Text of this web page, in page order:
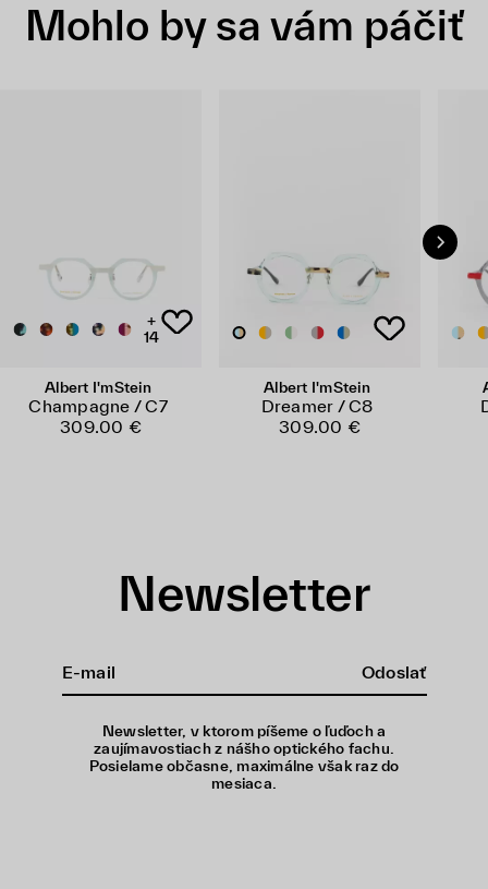
Mohlo by sa vám páčiť
+
14
Albert I'mStein
Champagne / C7
309.00 €
Albert I'mStein
Dreamer / C8
309.00 €
Newsletter
Odoslať
Newsletter, v ktorom píšeme o ľuďoch a
zaujímavostiach z nášho optického fachu.
Posielame občasne, maximálne však raz do
mesiaca.